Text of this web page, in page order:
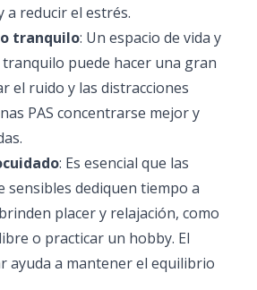
a reducir el estrés.
tranquilo: Un espacio de vida y
puede hacer una gran
el ruido y las distracciones
PAS concentrarse mejor y
: Es esencial que las
sensibles dediquen tiempo a
placer y relajación, como
o practicar un hobby. El
ayuda a mantener el equilibrio